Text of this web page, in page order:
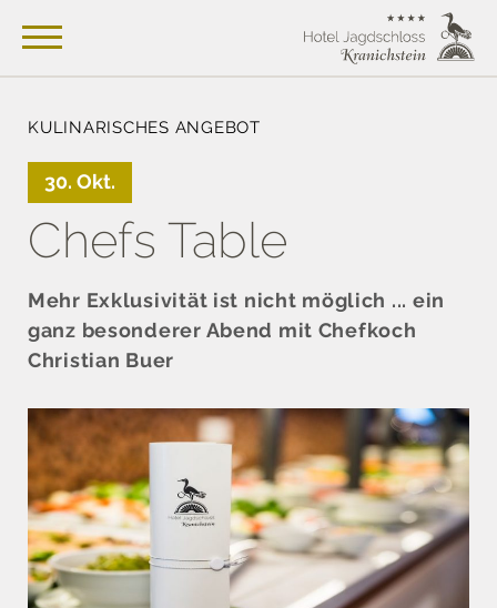
KULINARISCHES ANGEBOT
30. Okt.
Chefs Table
Mehr Exklusivität ist nicht möglich ... ein
ganz besonderer Abend mit Chefkoch
Christian Buer